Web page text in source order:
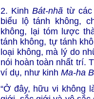
2. KinhBát-nhã từ các
biểu lộ tánh không,
không, lại tóm lược
tánh không, tự tánh
loại không, mà lý do
nói hoàn toàn nhất trí.
ví dụ, như kinh Ma-ha
“Ở đây, hữu vi không